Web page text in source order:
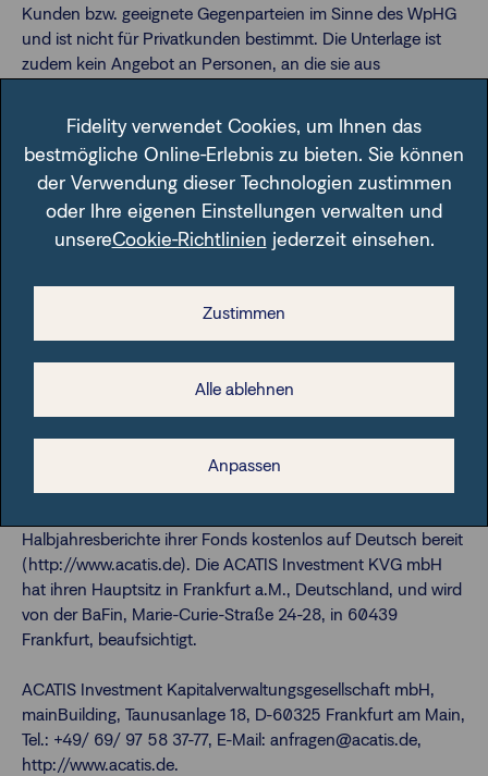
Kunden bzw. geeignete Gegenparteien im Sinne des WpHG
und ist nicht für Privatkunden bestimmt. Die Unterlage ist
zudem kein Angebot an Personen, an die sie aus
dient nur der Information und ist keine Anlageempfehlung
oder Aufforderung zum Fondskauf. Die dargestellte
Anlagemöglichkeit kann für bestimmte Anleger wegen ihrer
speziellen Anlageziele und finanziellen Situation ungeeignet
sein. Abgegebene Meinungen gelten zum Zeitpunkt der
Veröffentlichung und können sich ändern, ebenso die
Wertentwicklungen sind keine Garantie für künftige Erträge.
ACATIS übernimmt keine Gewähr für die Erreichung der
Marktprognosen. Trotz sorgfältig ausgewählter Quellen kann
die Richtigkeit, Vollständigkeit oder Genauigkeit der
Informationen nicht garantiert werden. Die Informationen
dürfen weder reproduziert noch weiterverteilt werden. Die
Vertriebszulassungen der ACATIS-Fonds in einzelnen
Ländern und zugehörige Dienstleistungen können
unterschiedlich sein. ACATIS stellt die Verkaufsprospekte,
Halbjahresberichte ihrer Fonds kostenlos auf Deutsch bereit
(http://www.acatis.de). Die ACATIS Investment KVG mbH
hat ihren Hauptsitz in Frankfurt a.M., Deutschland, und wird
von der BaFin, Marie-Curie-Straße 24-28, in 60439
Frankfurt, beaufsichtigt.
ACATIS Investment Kapitalverwaltungsgesellschaft mbH,
mainBuilding, Taunusanlage 18, D-60325 Frankfurt am Main,
Tel.: +49/ 69/ 97 58 37-77, E-Mail: anfragen@acatis.de,
http://www.acatis.de.
Fidelity verwendet Cookies, um Ihnen das
bestmögliche Online-Erlebnis zu bieten. Sie können
der Verwendung dieser Technologien zustimmen
oder Ihre eigenen Einstellungen verwalten und
unsereCookie-Richtlinien jederzeit einsehen.
Zustimmen
Alle ablehnen
Anpassen